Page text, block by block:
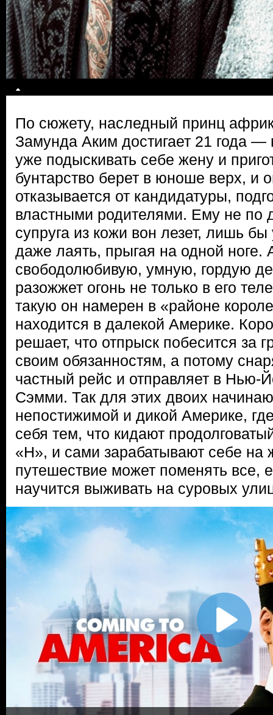
По сюжету, наследный принц
Замунда Аким достигает 21 года —
уже подыскивать себе жену и
бунтарство берет в юноше верх, и
отказывается от кандидатуры,
властными родителями. Ему не по
супруга из кожи вон лезет, лишь бы
даже лаять, прыгая на одной
свободолюбивую, умную, гордую
разожжет огонь не только в его
такую он намерен в «районе
находится в далекой Америке.
решает, что отпрыск побесится за
своим обязанностям, а потому
частный рейс и отправляет в Нью-
Сэмми. Так для этих двоих
непостижимой и дикой Америке,
себя тем, что кидают
«Н», и сами зарабатывают себе на
путешествие может поменять все,
научится выживать на суровых